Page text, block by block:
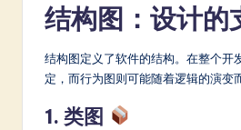
结构图：设计的
结构图定义了软件的结构。在整个开
定，而行为图则可能随着逻辑的演变
1. 类图